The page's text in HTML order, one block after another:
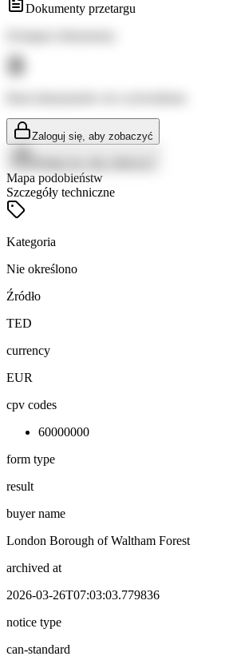
Dokumenty przetargu
Zaloguj się, aby zobaczyć
Mapa podobieństw
Szczegóły techniczne
Kategoria
Nie określono
Źródło
TED
currency
EUR
cpv codes
60000000
form type
result
buyer name
London Borough of Waltham Forest
archived at
2026-03-26T07:03:03.779836
notice type
can-standard